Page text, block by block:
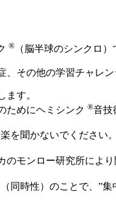
® （脳半球のシンクロ
その他の学習チャレン
ます。
ためにヘミシンク ®音技
を聞かないでください。
のモンロー研究所によ
同時性）のことで、”集